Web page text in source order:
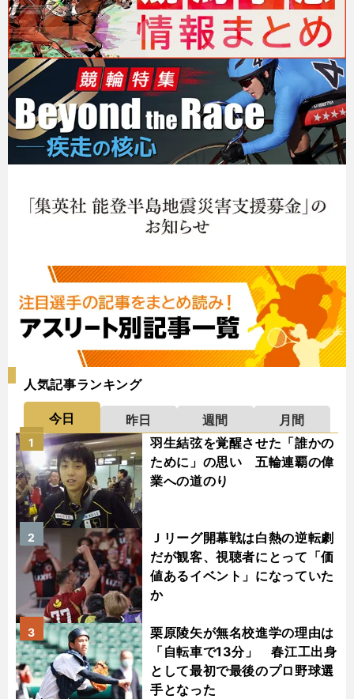
人気記事ランキング
今日 昨日 週間
月間
羽生結弦を覚醒させた「誰かの
ために」の思い 五輪連覇の偉
業への道のり
1
Ｊリーグ開幕戦は白熱の逆転劇
だが観客、視聴者にとって「価
値あるイベント」になっていた
か
2
栗原陵矢が無名校進学の理由は
「自転車で13分」 春江工出身
として最初で最後のプロ野球選
手となった
3